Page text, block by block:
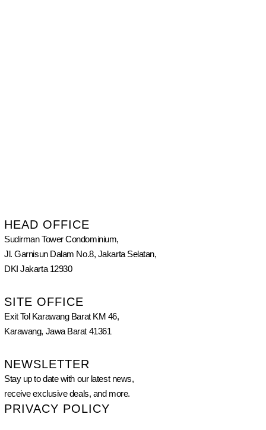
HEAD OFFICE
Sudirman Tower Condominium,
Jl. Garnisun Dalam No.8, Jakarta Selatan,
DKI Jakarta 12930
SITE OFFICE
Exit Tol Karawang Barat KM 46,
Karawang, Jawa Barat 41361
NEWSLETTER
Stay up to date with our latest news,
receive exclusive deals, and more.
PRIVACY POLICY